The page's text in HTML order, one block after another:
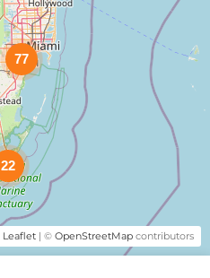
22
77
Leaflet | © OpenStreetMap contributors